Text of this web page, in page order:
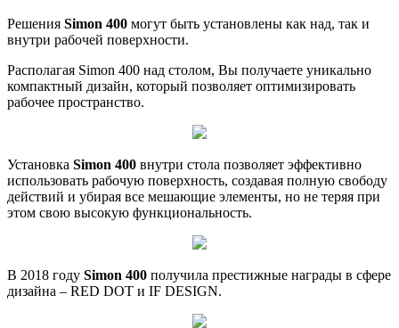
Решения Simon 400 могут быть установлены как над, так и
внутри рабочей поверхности.
Располагая Simon 400 над столом, Вы получаете уникально
компактный дизайн, который позволяет оптимизировать
рабочее пространство.
Установка Simon 400 внутри стола позволяет эффективно
использовать рабочую поверхность, создавая полную свободу
действий и убирая все мешающие элементы, но не теряя при
этом свою высокую функциональность.
В 2018 году Simon 400 получила престижные награды в сфере
дизайна – RED DOT и IF DESIGN.